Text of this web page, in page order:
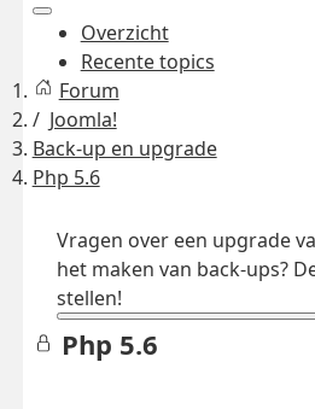
Overzicht
Recente topics
Forum
Joomla!
Back-up en upgrade
Php 5.6
Vragen over een upgrade
het maken van back-ups?
stellen!
Php 5.6